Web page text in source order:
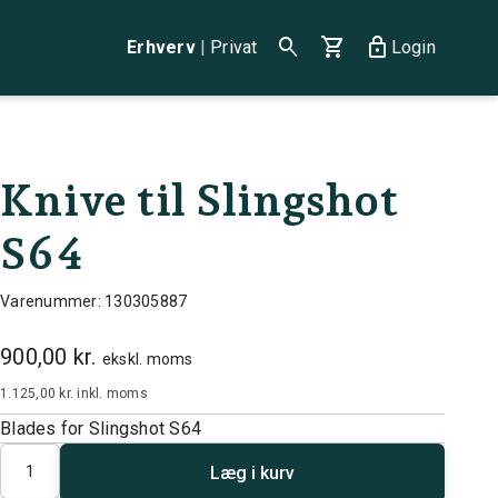
Erhverv | Privat search shopping_cart lock Login
Knive til Slingshot
S64
Varenummer: 130305887
900,00 kr. ekskl. moms
1.125,00 kr.inkl. moms
Blades for Slingshot S64
Antal
Læg i kurv